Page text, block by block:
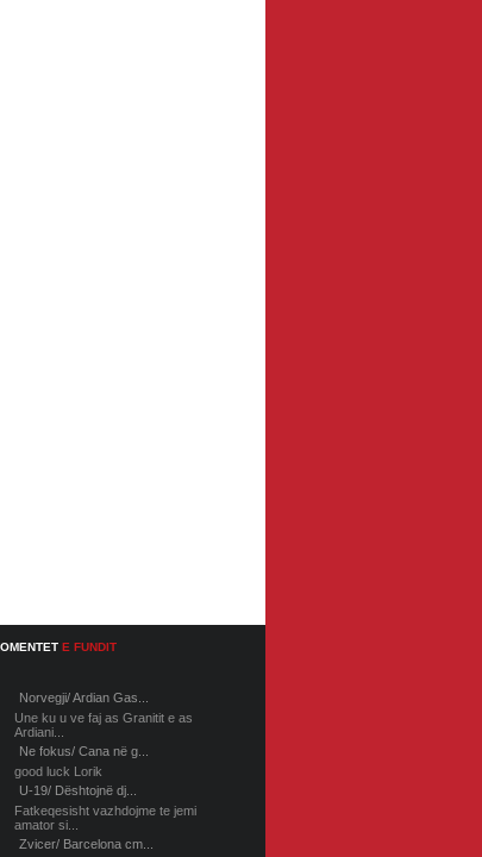
E FUNDIT
Norvegji/ Ardian Gas...
Une ku u ve faj as Granitit e as
Ardiani...
Ne fokus/ Cana në g...
good luck Lorik
U-19/ Dështojnë dj...
Fatkeqesisht vazhdojme te jemi
amator si...
Zvicer/ Barcelona cm...